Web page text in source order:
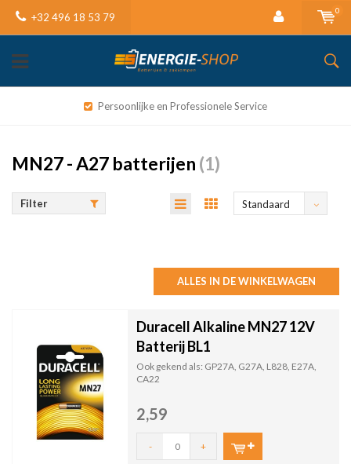
+32 496 18 53 79
0
Persoonlijke en Professionele Service
MN27 - A27 batterijen (1)
Filter Standaard
ALLES IN DE WINKELWAGEN
Duracell Alkaline MN27 12V
Batterij BL1
Ook gekend als: GP27A, G27A, L828, E27A,
CA22
2,59
- +